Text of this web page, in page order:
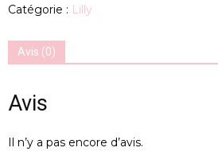
Catégorie : Lilly
Avis (0)
Avis
Il n’y a pas encore d’avis.